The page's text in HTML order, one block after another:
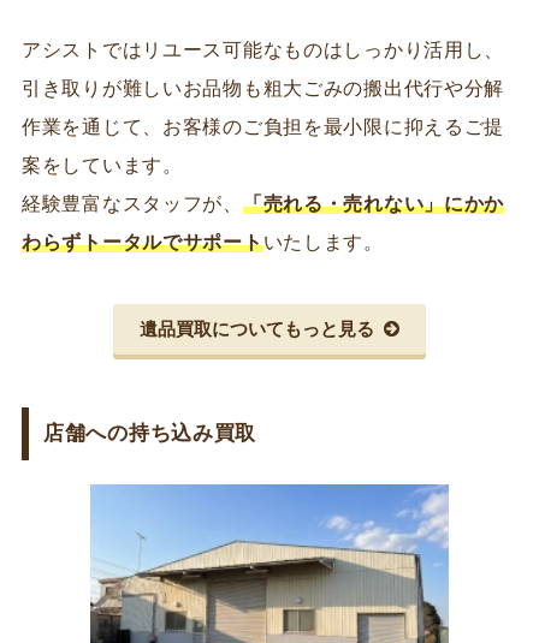
アシストではリユース可能なものはしっかり活用し、
引き取りが難しいお品物も粗大ごみの搬出代行や分解
作業を通じて、お客様のご負担を最小限に抑えるご提
案をしています。
経験豊富なスタッフが、 「売れる・売れない」にかか
わらずトータルでサポートいたします。
遺品買取についてもっと見る
店舗への持ち込み買取